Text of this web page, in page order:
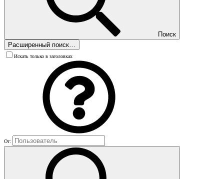
Поиск
Расширенный поиск…
Искать только в заголовках
От: